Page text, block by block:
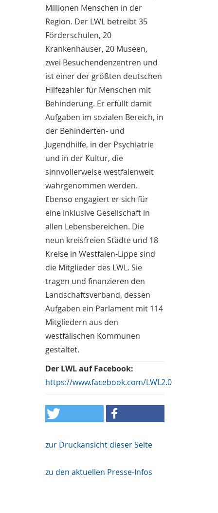
Millionen Menschen in der
Region. Der LWL betreibt 35
Förderschulen, 20
Krankenhäuser, 20 Museen,
zwei Besuchendenzentren und
ist einer der größten deutschen
Hilfezahler für Menschen mit
Behinderung. Er erfüllt damit
Aufgaben im sozialen Bereich, in
der Behinderten- und
Jugendhilfe, in der Psychiatrie
und in der Kultur, die
sinnvollerweise westfalenweit
wahrgenommen werden.
Ebenso engagiert er sich für
eine inklusive Gesellschaft in
allen Lebensbereichen. Die
neun kreisfreien Städte und 18
Kreise in Westfalen-Lippe sind
die Mitglieder des LWL. Sie
tragen und finanzieren den
Landschaftsverband, dessen
Aufgaben ein Parlament mit 114
Mitgliedern aus den
westfälischen Kommunen
gestaltet.
Der LWL auf Facebook:
https://www.facebook.com/LWL2.0
zur Druckansicht dieser Seite
zu den aktuellen Presse-Infos